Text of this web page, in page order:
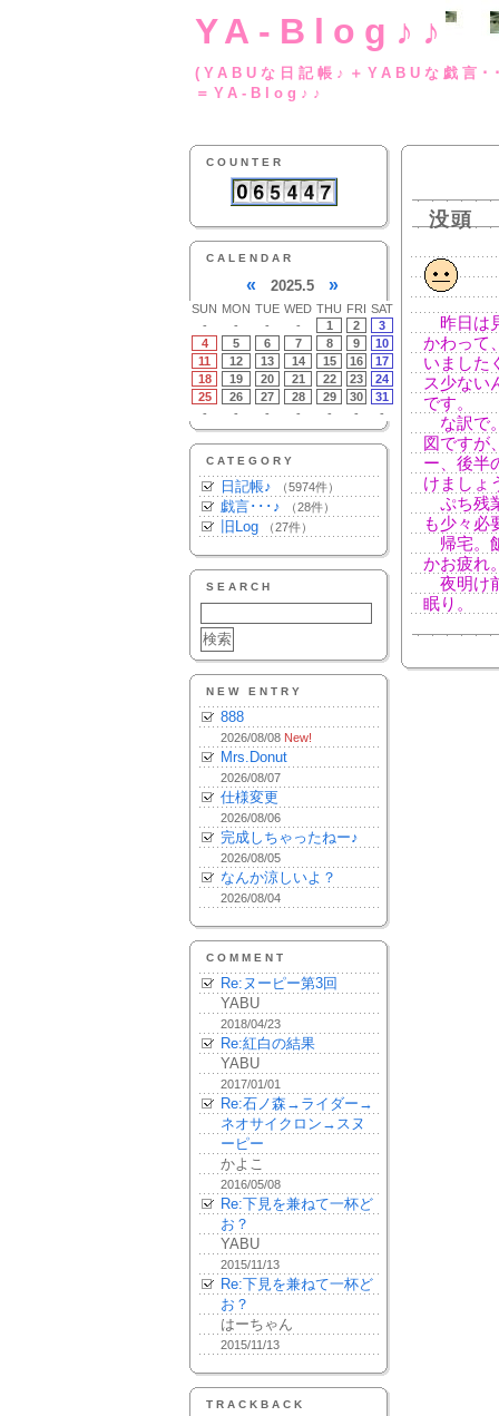
YA-Blog♪♪
(YABUな日記帳♪
＝YA-Blog♪♪
COUNTER
CALENDAR
« 2025.5 »
SUN MON TUE WED THU FRI SAT
-
- - - 1 2
3
4
5 6 7 8 9
10
11
12 13 14 15 16
17
18
19 20 21 22 23
24
25
26 27 28 29 30
31
-
- - - - - -
CATEGORY
日記帳♪ （5974件）
戯言･･･♪ （28件）
旧Log （27件）
SEARCH
NEW ENTRY
888
2026/08/08 New!
Mrs.Donut
2026/08/07
仕様変更
2026/08/06
完成しちゃったねー♪
2026/08/05
なんか涼しいよ？
2026/08/04
COMMENT
Re:ヌーピー第3回
YABU
2018/04/23
Re:紅白の結果
YABU
2017/01/01
Re:石ノ森→ライダー→
ネオサイクロン→スヌ
ーピー
かよこ
2016/05/08
Re:下見を兼ねて一杯ど
お？
YABU
2015/11/13
Re:下見を兼ねて一杯ど
お？
はーちゃん
2015/11/13
TRACKBACK
没頭
昨日は
かわって
いました
ス少ない
です。
な訳で
図ですが
ー、後半
けましょ
ぷち残
も少々必
帰宅。
かお疲れ
夜明け
眠り。